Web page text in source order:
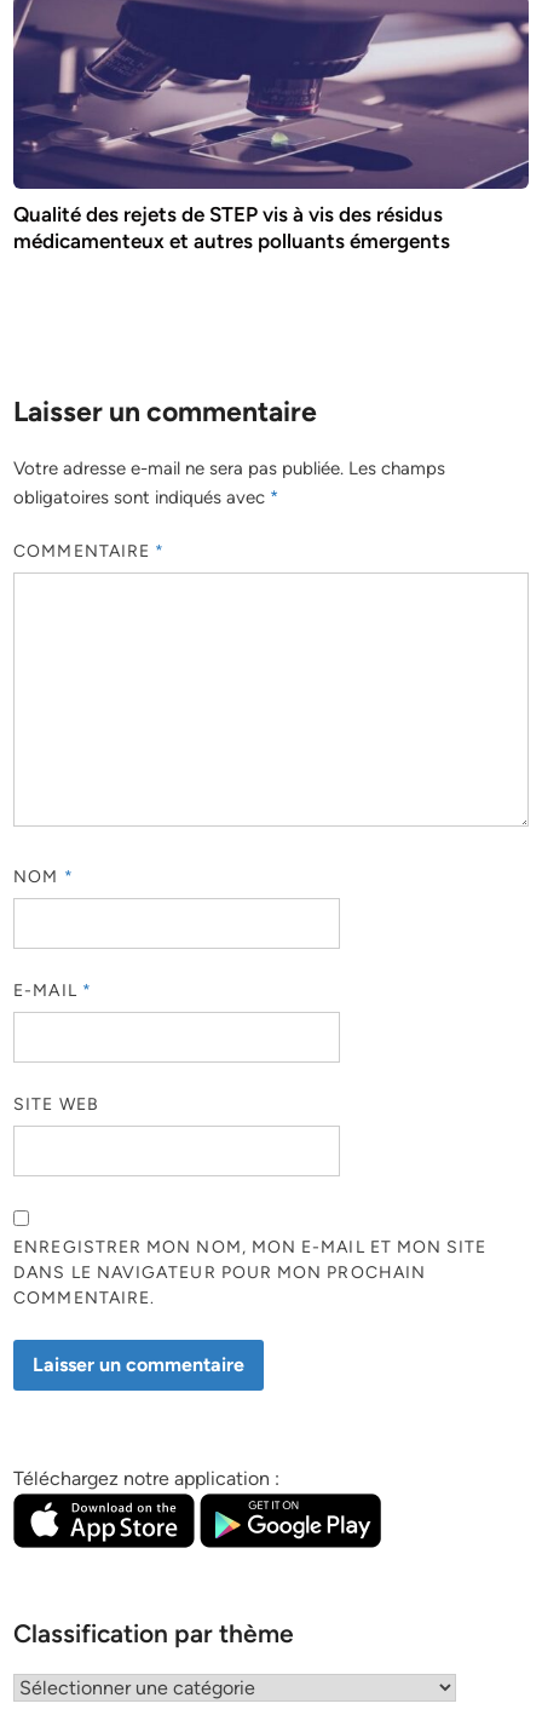
Qualité des rejets de STEP vis à vis des résidus
médicamenteux et autres polluants émergents
Laisser un commentaire
Votre adresse e-mail ne sera pas publiée. Les champs
obligatoires sont indiqués avec *
COMMENTAIRE *
NOM *
E-MAIL *
SITE WEB
ENREGISTRER MON NOM, MON E-MAIL ET MON SITE
DANS LE NAVIGATEUR POUR MON PROCHAIN
COMMENTAIRE.
Téléchargez notre application :
Classification par thème
Classification